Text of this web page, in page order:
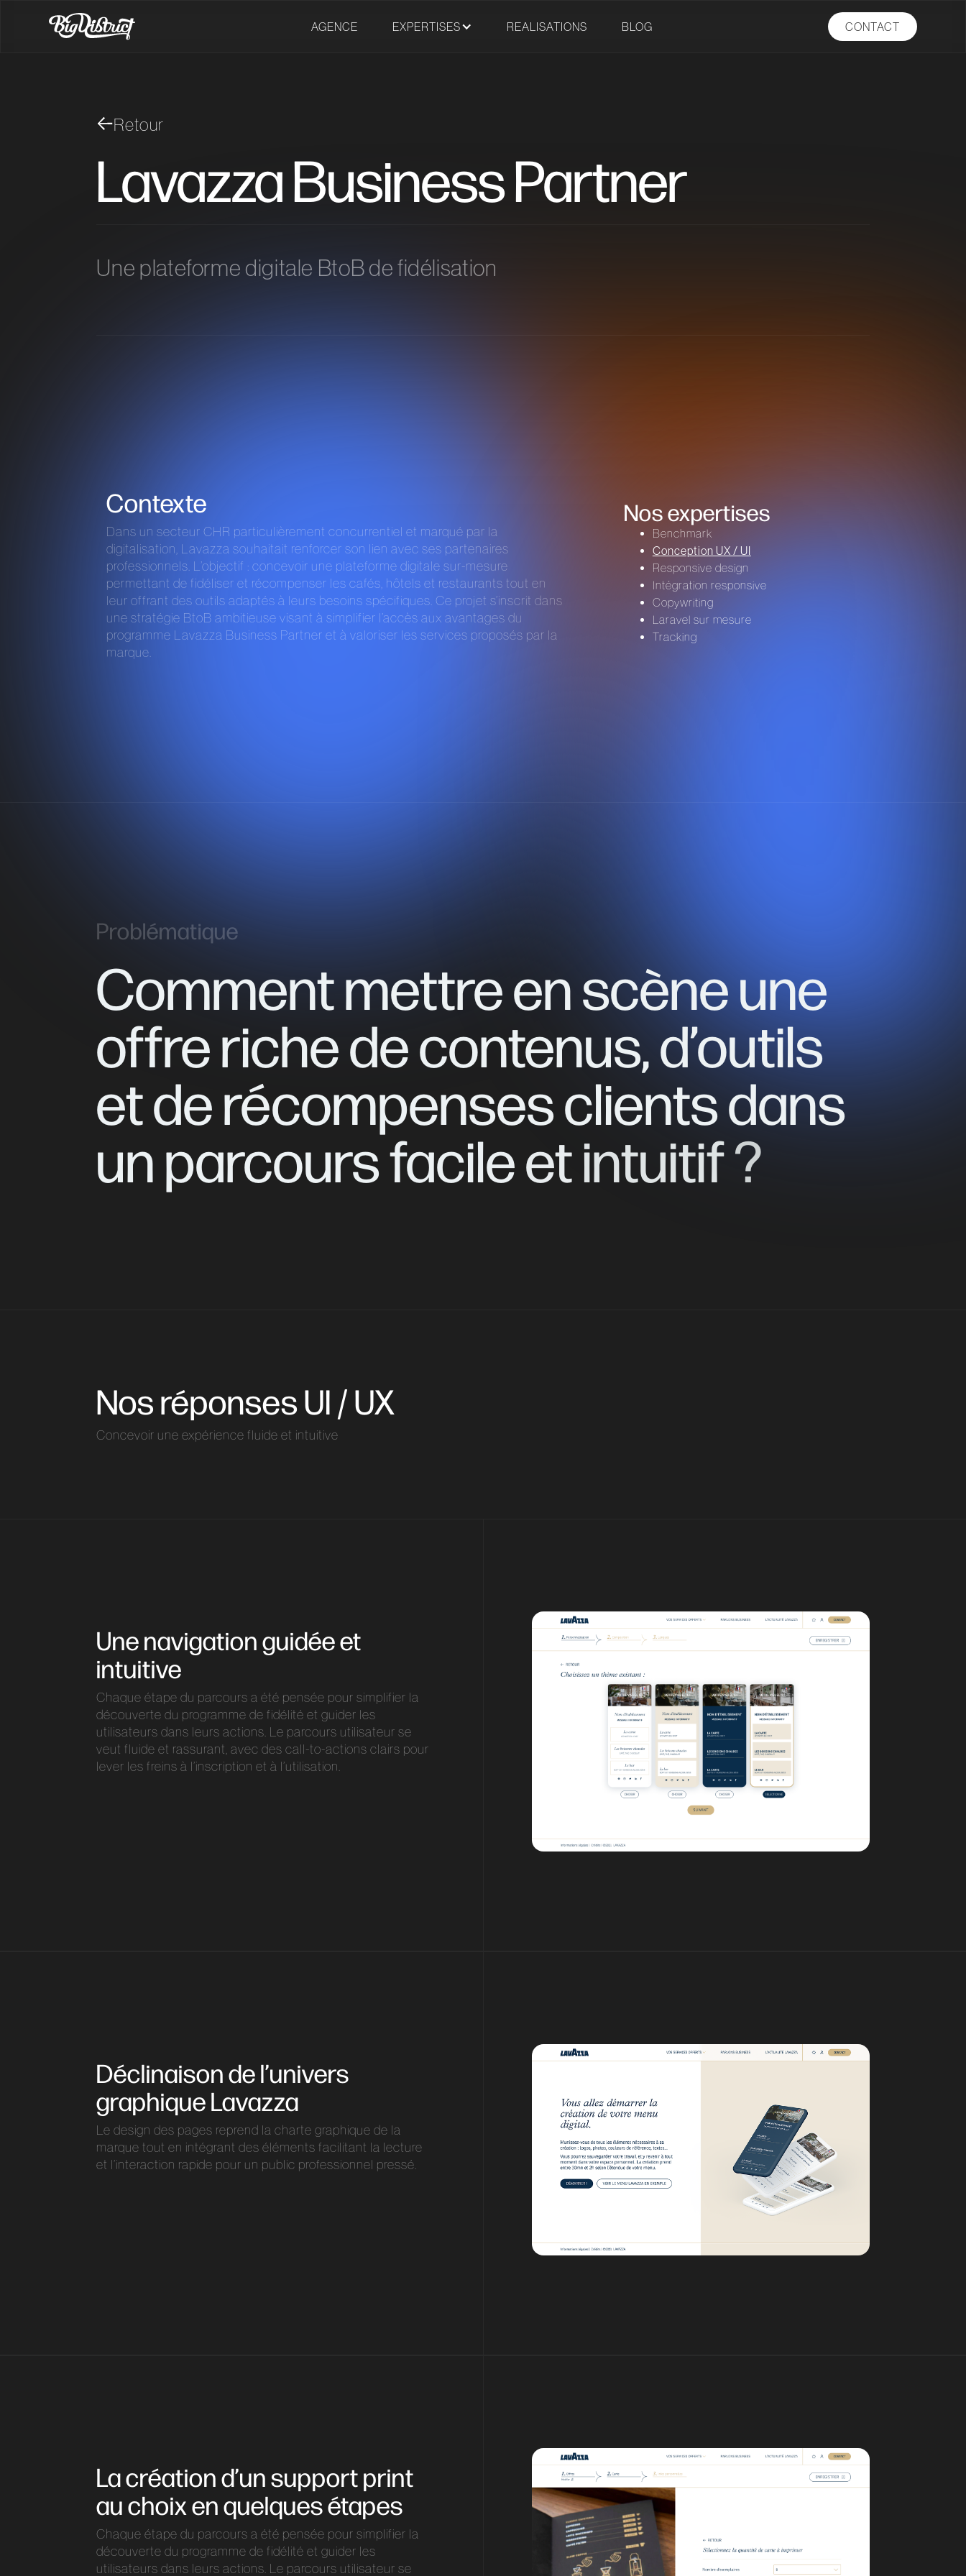
AGENCE EXPERTISES REALISATIONS BLOG CONTACT
Retour
Lavazza Business Partner
Une plateforme digitale BtoB de fidélisation
Contexte
Dans un secteur CHR particulièrement concurrentiel et marqué par la
digitalisation, Lavazza souhaitait renforcer son lien avec ses partenaires
professionnels. L’objectif : concevoir une plateforme digitale sur-mesure
permettant de fidéliser et récompenser les cafés, hôtels et restaurants tout en
leur offrant des outils adaptés à leurs besoins spécifiques. Ce projet s’inscrit dans
une stratégie BtoB ambitieuse visant à simplifier l’accès aux avantages du
programme Lavazza Business Partner et à valoriser les services proposés par la
marque.
Nos expertises
Benchmark
Conception UX / UI
Responsive design
Intégration responsive
Copywriting
Laravel sur mesure
Tracking
Problématique
Commentmettreenscèneune
offrerichedecontenus,d’outils
etderécompensesclientsdans
unparcoursfacileetintuitif?
Nos réponses UI / UX
Concevoir une expérience fluide et intuitive
Une navigation guidée et
intuitive
Chaque étape du parcours a été pensée pour simplifier la
découverte du programme de fidélité et guider les
utilisateurs dans leurs actions. Le parcours utilisateur se
veut fluide et rassurant, avec des call-to-actions clairs pour
lever les freins à l’inscription et à l’utilisation.
Déclinaison de l’univers
graphique Lavazza
Le design des pages reprend la charte graphique de la
marque tout en intégrant des éléments facilitant la lecture
et l’interaction rapide pour un public professionnel pressé.
La création d’un support print
au choix en quelques étapes
Chaque étape du parcours a été pensée pour simplifier la
découverte du programme de fidélité et guider les
utilisateurs dans leurs actions. Le parcours utilisateur se